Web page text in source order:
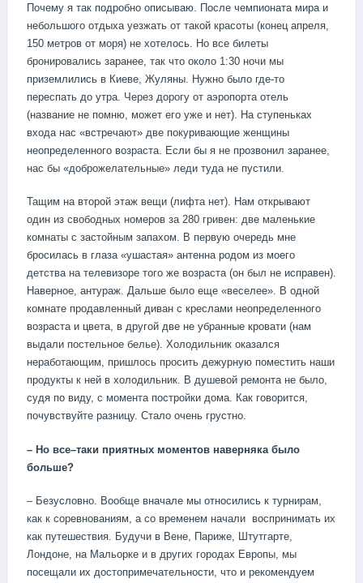
Почему я так подробно описываю. После чемпионата мира и
небольшого отдыха уезжать от такой красоты (конец апреля,
150 метров от моря) не хотелось. Но все билеты
бронировались заранее, так что около 1:30 ночи мы
приземлились в Киеве, Жуляны. Нужно было где-то
переспать до утра. Через дорогу от аэропорта отель
(название не помню, может его уже и нет). На ступеньках
входа нас «встречают» две покуривающие женщины
неопределенного возраста. Если бы я не прозвонил заранее,
нас бы «доброжелательные» леди туда не пустили.
Тащим на второй этаж вещи (лифта нет). Нам открывают
один из свободных номеров за 280 гривен: две маленькие
комнаты с застойным запахом. В первую очередь мне
бросилась в глаза «ушастая» антенна родом из моего
детства на телевизоре того же возраста (он был не исправен).
Наверное, антураж. Дальше было еще «веселее». В одной
комнате продавленный диван с креслами неопределенного
возраста и цвета, в другой две не убранные кровати (нам
выдали постельное белье). Холодильник оказался
неработающим, пришлось просить дежурную поместить наши
продукты к ней в холодильник. В душевой ремонта не было,
судя по виду, с момента постройки дома. Как говорится,
почувствуйте разницу. Стало очень грустно.
– Но все–таки приятных моментов наверняка было
больше?
– Безусловно. Вообще вначале мы относились к турнирам,
как к соревнованиям, а со временем начали воспринимать их
как путешествия. Будучи в Вене, Париже, Штутгарте,
Лондоне, на Мальорке и в других городах Европы, мы
посещали их достопримечательности, что и рекомендуем